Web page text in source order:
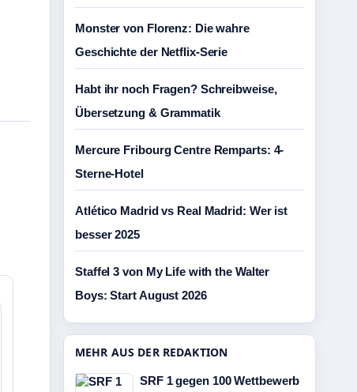
Monster von Florenz: Die wahre
Geschichte der Netflix-Serie
Habt ihr noch Fragen? Schreibweise,
Übersetzung & Grammatik
Mercure Fribourg Centre Remparts: 4-
Sterne-Hotel
Atlético Madrid vs Real Madrid: Wer ist
besser 2025
Staffel 3 von My Life with the Walter
Boys: Start August 2026
MEHR AUS DER REDAKTION
SRF 1 gegen 100 Wettbewerb